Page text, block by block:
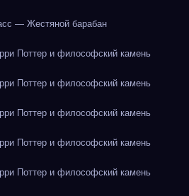
— Жестяной барабан
Поттер и философский камень
Поттер и философский камень
Поттер и философский камень
Поттер и философский камень
Поттер и философский камень